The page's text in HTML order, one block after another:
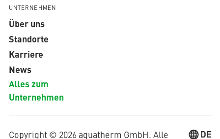
UNTERNEHMEN
Über uns
Standorte
Karriere
News
Alles zum
Unternehmen
Copyright © 2026 aquatherm GmbH. Alle DE